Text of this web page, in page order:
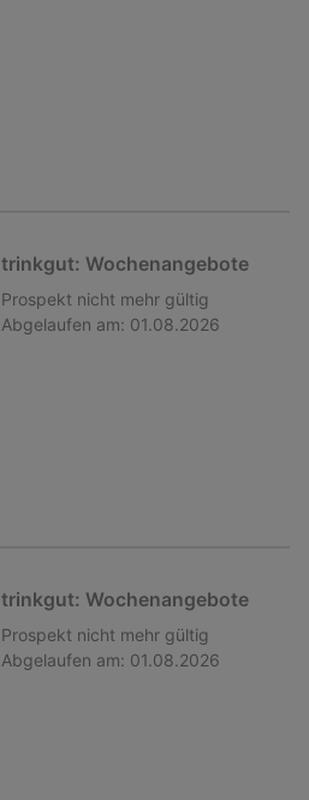
trinkgut: Wochenangebote
Prospekt nicht mehr gültig
Abgelaufen am: 01.08.2026
trinkgut: Wochenangebote
Prospekt nicht mehr gültig
Abgelaufen am: 01.08.2026